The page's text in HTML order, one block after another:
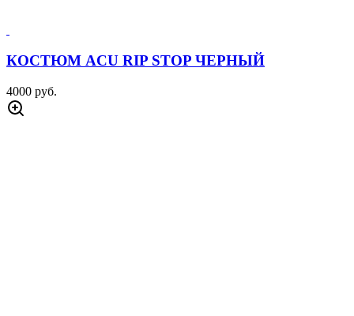
КОСТЮМ ACU RIP STOP ЧЕРНЫЙ
4000 руб.